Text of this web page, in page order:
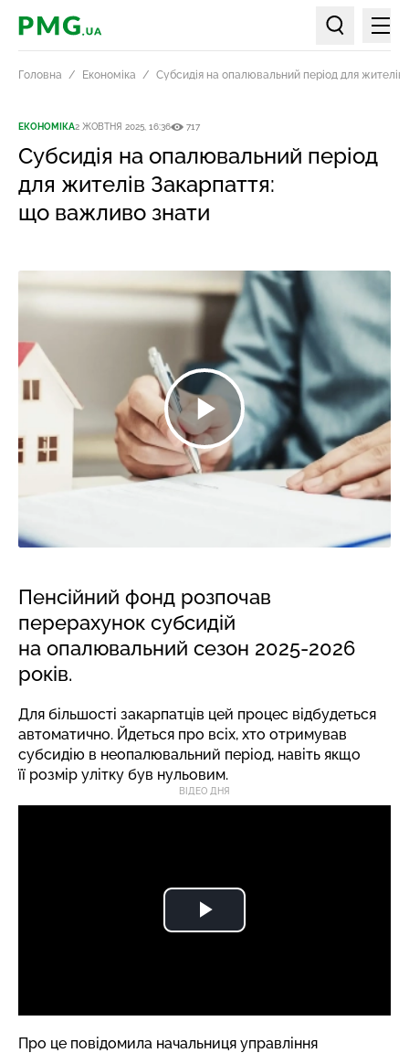
PMG.ua
Пошук по
Головна Економіка Субсидія на опалювальний період для
ЕКОНОМІКА2 ЖОВТНЯ 2025, 16:36 717
Субсидія на опалювальний період
для жителів Закарпаття:
що важливо знати
Пенсійний фонд розпочав
перерахунок субсидій
на опалювальний сезон 2025-2026
років.
Для більшості закарпатців цей процес відбудеться
автоматично. Йдеться про всіх, хто отримував
субсидію в неопалювальний період, навіть якщо
її розмір улітку був нульовим.
ВІДЕО ДНЯ
Про це повідомила начальниця управління